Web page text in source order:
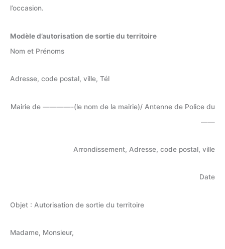
l’occasion.
Modèle d’autorisation de sortie du territoire
Nom et Prénoms
Adresse, code postal, ville, Tél
Mairie de ————-(le nom de la mairie)/ Antenne de Police du
——
Arrondissement, Adresse, code postal, ville
Date
Objet : Autorisation de sortie du territoire
Madame, Monsieur,